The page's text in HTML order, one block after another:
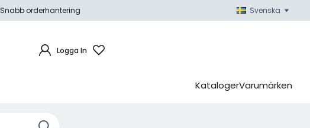
Snabb orderhantering Svenska
Logga In
KatalogerVarumärken